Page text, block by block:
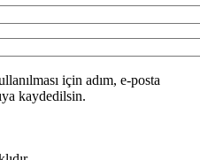
için adım, e-posta
kaydedilsin.